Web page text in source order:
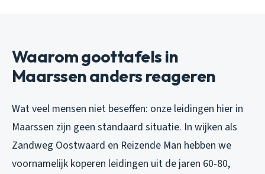
Waarom goottafels in
Maarssen anders reageren
Wat veel mensen niet beseffen: onze leidingen hier in
Maarssen zijn geen standaard situatie. In wijken als
Zandweg Oostwaard en Reizende Man hebben we
voornamelijk koperen leidingen uit de jaren 60-80,